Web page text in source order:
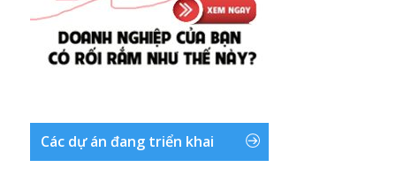
Các dự án đang triển khai